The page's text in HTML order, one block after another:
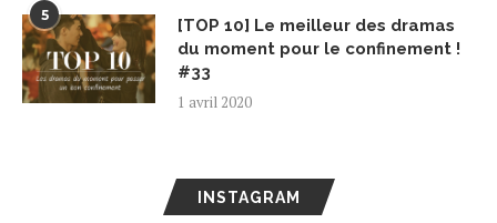
5
[TOP 10] Le meilleur des dramas
du moment pour le confinement !
#33
1 avril 2020
INSTAGRAM